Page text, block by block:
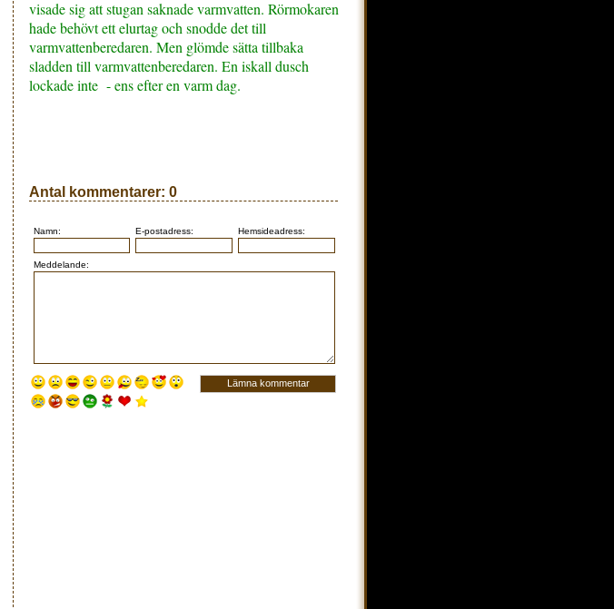
visade sig att stugan saknade varmvatten. Rörmokaren
hade behövt ett elurtag och snodde det till
varmvattenberedaren. Men glömde sätta tillbaka
sladden till varmvattenberedaren. En iskall dusch
lockade inte - ens efter en varm dag.
Antal kommentarer: 0
Namn: E-postadress: Hemsideadress:
Meddelande: